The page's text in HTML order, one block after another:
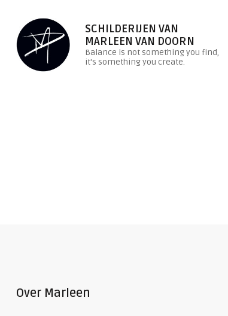
SCHILDERIJEN VAN
MARLEEN VAN DOORN
Balance is not something you find,
it's something you create.
Over Marleen